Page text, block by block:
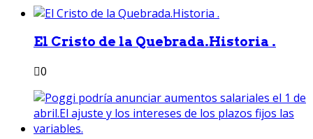
El Cristo de la Quebrada.Historia .
0